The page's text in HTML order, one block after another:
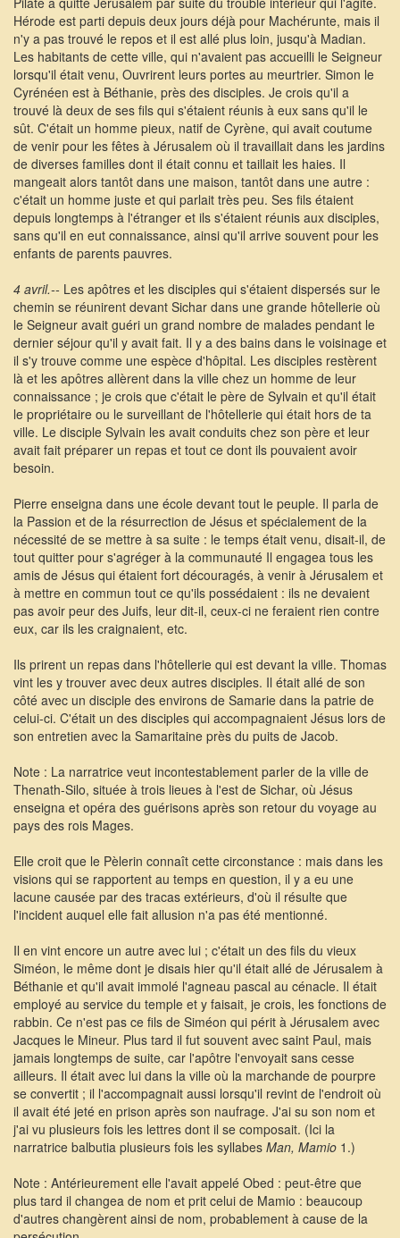
Hérode est parti depuis deux jours déjà pour Machérunte, mais il
n'y a pas trouvé le repos et il est allé plus loin, jusqu'à Madian.
Les habitants de cette ville, qui n'avaient pas accueilli le Seigneur
lorsqu'il était venu, Ouvrirent leurs portes au meurtrier. Simon le
Cyrénéen est à Béthanie, près des disciples. Je crois qu'il a
trouvé là deux de ses fils qui s'étaient réunis à eux sans qu'il le
sût. C'était un homme pieux, natif de Cyrène, qui avait coutume
de venir pour les fêtes à Jérusalem où il travaillait dans les jardins
de diverses familles dont il était connu et taillait les haies. Il
mangeait alors tantôt dans une maison, tantôt dans une autre :
c'était un homme juste et qui parlait très peu. Ses fils étaient
depuis longtemps à l'étranger et ils s'étaient réunis aux disciples,
sans qu'il en eut connaissance, ainsi qu'il arrive souvent pour les
enfants de parents pauvres.
4 avril.-- Les apôtres et les disciples qui s'étaient dispersés sur le
chemin se réunirent devant Sichar dans une grande hôtellerie où
le Seigneur avait guéri un grand nombre de malades pendant le
dernier séjour qu'il y avait fait. Il y a des bains dans le voisinage et
il s'y trouve comme une espèce d'hôpital. Les disciples restèrent
là et les apôtres allèrent dans la ville chez un homme de leur
connaissance ; je crois que c'était le père de Sylvain et qu'il était
le propriétaire ou le surveillant de l'hôtellerie qui était hors de ta
ville. Le disciple Sylvain les avait conduits chez son père et leur
avait fait préparer un repas et tout ce dont ils pouvaient avoir
besoin.
Pierre enseigna dans une école devant tout le peuple. Il parla de
la Passion et de la résurrection de Jésus et spécialement de la
nécessité de se mettre à sa suite : le temps était venu, disait-il, de
tout quitter pour s'agréger à la communauté Il engagea tous les
amis de Jésus qui étaient fort découragés, à venir à Jérusalem et
à mettre en commun tout ce qu'ils possédaient : ils ne devaient
pas avoir peur des Juifs, leur dit-il, ceux-ci ne feraient rien contre
eux, car ils les craignaient, etc.
Ils prirent un repas dans l'hôtellerie qui est devant la ville. Thomas
vint les y trouver avec deux autres disciples. Il était allé de son
côté avec un disciple des environs de Samarie dans la patrie de
celui-ci. C'était un des disciples qui accompagnaient Jésus lors de
son entretien avec la Samaritaine près du puits de Jacob.
Note : La narratrice veut incontestablement parler de la ville de
Thenath-Silo, située à trois lieues à l'est de Sichar, où Jésus
enseigna et opéra des guérisons après son retour du voyage au
pays des rois Mages.
Elle croit que le Pèlerin connaît cette circonstance : mais dans les
visions qui se rapportent au temps en question, il y a eu une
lacune causée par des tracas extérieurs, d'où il résulte que
l'incident auquel elle fait allusion n'a pas été mentionné.
Il en vint encore un autre avec lui ; c'était un des fils du vieux
Siméon, le même dont je disais hier qu'il était allé de Jérusalem à
Béthanie et qu'il avait immolé l'agneau pascal au cénacle. Il était
employé au service du temple et y faisait, je crois, les fonctions de
rabbin. Ce n'est pas ce fils de Siméon qui périt à Jérusalem avec
Jacques le Mineur. Plus tard il fut souvent avec saint Paul, mais
jamais longtemps de suite, car l'apôtre l'envoyait sans cesse
ailleurs. Il était avec lui dans la ville où la marchande de pourpre
se convertit ; il l'accompagnait aussi lorsqu'il revint de l'endroit où
il avait été jeté en prison après son naufrage. J'ai su son nom et
j'ai vu plusieurs fois les lettres dont il se composait. (Ici la
narratrice balbutia plusieurs fois les syllabes Man, Mamio 1.)
Note : Antérieurement elle l'avait appelé Obed : peut-être que
plus tard il changea de nom et prit celui de Mamio : beaucoup
d'autres changèrent ainsi de nom, probablement à cause de la